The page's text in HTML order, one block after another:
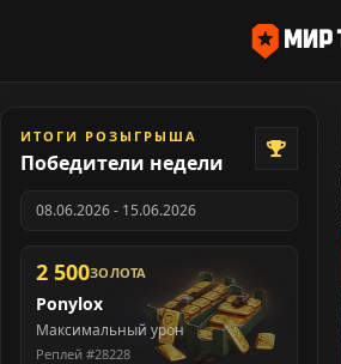
ИТОГИ РОЗЫГРЫША
Победители недели
08.06.2026 - 15.06.2026
2 500ЗОЛОТА
Ponylox
Максимальный урон
Реплей #28228